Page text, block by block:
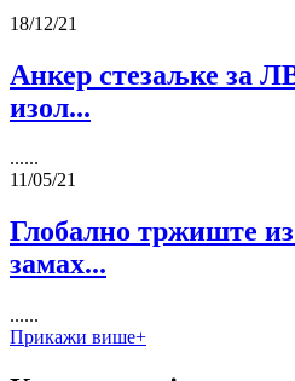
18/12/21
Анкер стезаљке за
изол...
......
11/05/21
Глобално тржиште
замах...
......
Прикажи више+